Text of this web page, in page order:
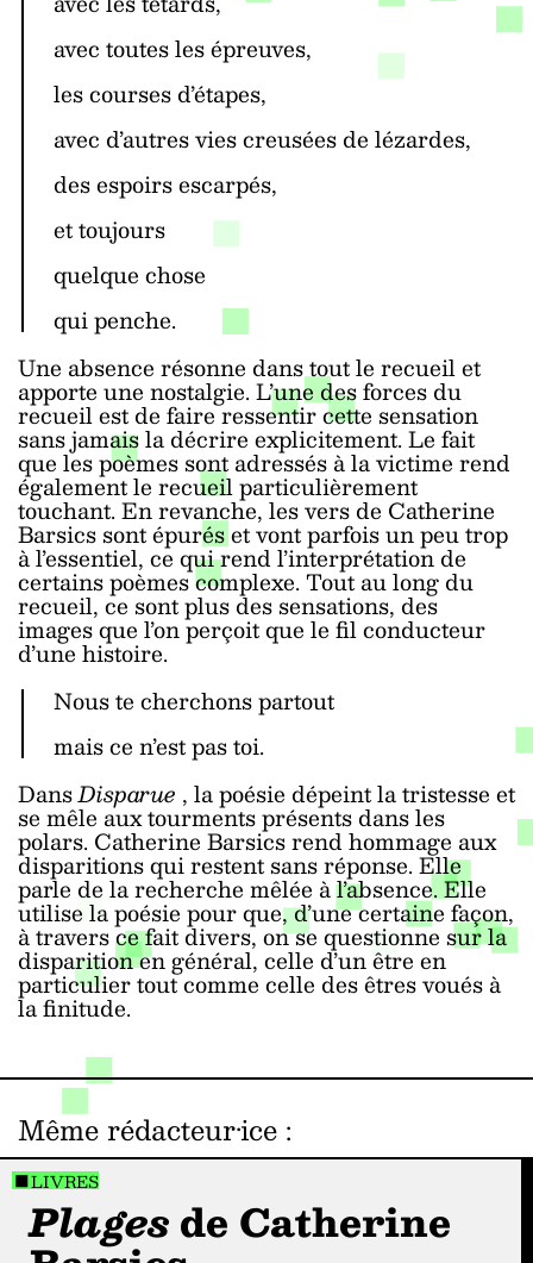
avec toutes les épreuves,
les courses d’étapes,
avec d’autres vies creusées de lézardes,
des espoirs escarpés,
et toujours
quelque chose
qui penche.
Une absence résonne dans tout le recueil et
apporte une nostalgie. L’une des forces du
recueil est de faire ressentir cette sensation
sans jamais la décrire explicitement. Le fait
que les poèmes sont adressés à la victime rend
également le recueil particulièrement
touchant. En revanche, les vers de Catherine
Barsics sont épurés et vont parfois un peu trop
à l’essentiel, ce qui rend l’interprétation de
certains poèmes complexe. Tout au long du
recueil, ce sont plus des sensations, des
images que l’on perçoit que le fil conducteur
d’une histoire.
Nous te cherchons partout
mais ce n’est pas toi.
DansDisparue , la poésie dépeint la tristesse et
se mêle aux tourments présents dans les
polars. Catherine Barsics rend hommage aux
disparitions qui restent sans réponse. Elle
parle de la recherche mêlée à l’absence. Elle
utilise la poésie pour que, d’une certaine façon,
à travers ce fait divers, on se questionne sur la
disparition en général, celle d’un être en
particulier tout comme celle des êtres voués à
la finitude.
Même rédacteur·ice :
LIVRES
Plagesde Catherine